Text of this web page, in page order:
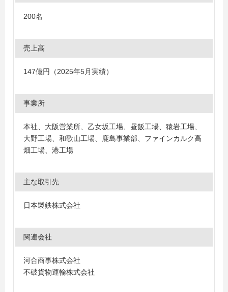
200名
売上高
147億円（2025年5月実績）
事業所
本社、大阪営業所、乙女坂工場、昼飯工場、猿岩工場、
大野工場、和歌山工場、鹿島事業部、ファインカルク高
畑工場、港工場
主な取引先
日本製鉄株式会社
関連会社
河合商事株式会社
不破貨物運輸株式会社